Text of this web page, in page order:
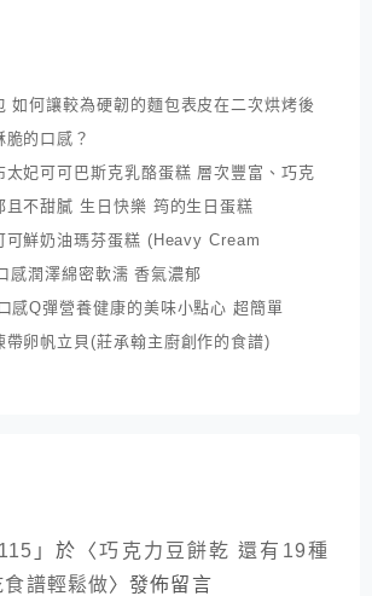
如何讓較為硬韌的麵包表皮在二次烘烤後
脆的口感？
太妃可可巴斯克乳酪蛋糕 層次豐富、巧克
且不甜膩 生日快樂 筠的生日蛋糕
可鮮奶油瑪芬蛋糕 (Heavy Cream
感潤澤綿密軟濡 香氣濃郁
感Q彈營養健康的美味小點心 超簡單
帶卵帆立貝(莊承翰主廚創作的食譜)
」於〈巧克力豆餅乾 還有19種
食譜輕鬆做〉發佈留言